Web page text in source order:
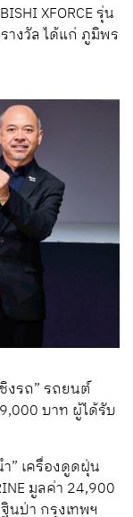
XFORCE รุ่น
างวัล ได้แก่ ภูมิพร
ชิงรถ” รถยนต์
บาท ผู้ได้รับ
” เครื่องดูดฝุ่น
มูลค่า 24,900
ป่า กรุงเทพฯ